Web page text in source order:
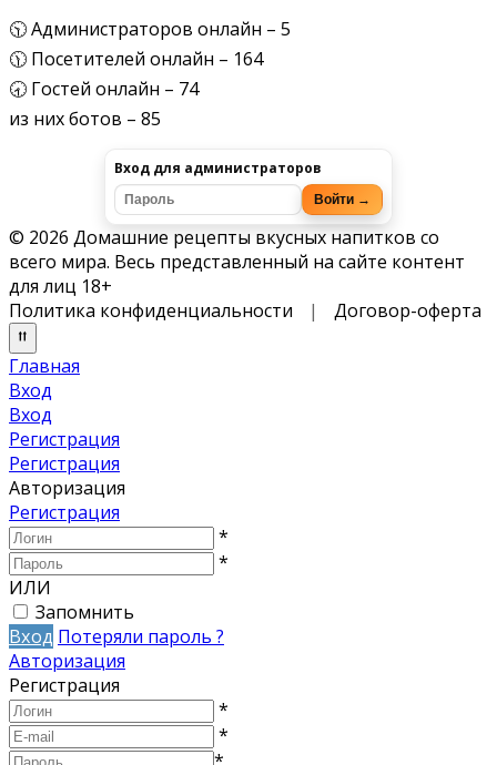
🕥 Администраторов онлайн – 5
🕦 Посетителей онлайн – 164
🕣 Гостей онлайн – 74
из них ботов – 85
Вход для администраторов
Войти →
© 2026 Домашние рецепты вкусных напитков со
всего мира. Весь представленный на сайте контент
для лиц 18+
Политика конфиденциальности
| Договор-оферта
Главная
Вход
Вход
Регистрация
Регистрация
Авторизация
Регистрация
*
*
ИЛИ
Запомнить
Вход Потеряли пароль ?
Авторизация
Регистрация
*
*